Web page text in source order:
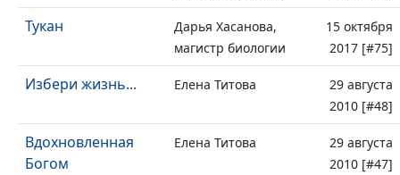
Тукан
Дарья Хасанова,
магистр биологии
15 октября
2017 [#75]
Избери жизнь... Елена Титова
29 августа
2010 [#48]
Вдохновленная
Богом
Елена Титова
29 августа
2010 [#47]